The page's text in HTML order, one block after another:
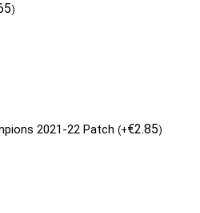
)
2021-22 Patch(+€2.85)